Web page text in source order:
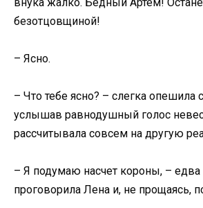
безотцовщиной!
– Ясно.
– Что тебе ясно? – слегка опешила
услышав равнодушный голос
рассчитывала совсем на другую
– Я подумаю насчет короны, –
проговорила Лена и, не прощаясь,